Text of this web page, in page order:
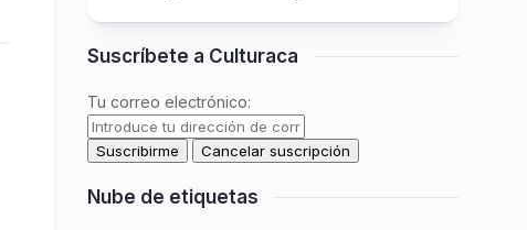
Suscríbete a Culturaca
Tu correo electrónico:
Nube de etiquetas